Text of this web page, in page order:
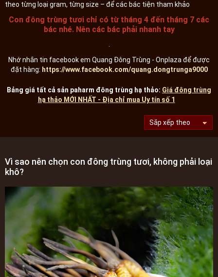
theo từng loại gram, từng size – để các bác tiện tham khảo
Con đông trùng tươi chỉ có từ tháng 4 đến tháng 7 các
bác nhé. Nên các bác phải nhanh tay
.
Nhớ nhắn tin facebook em Quang Đông Trùng - Onplaza để được
đặt hàng: https://www.facebook.com/quang.dongtrunga9000
Bảng giá tất cả sản paharm đông trùng hạ thảo: Giá đông trùng
hạ thảo MỚI NHẤT - Địa chỉ mua Uy tín số 1
Vì sao nên chọn con đông trùng tươi, không phải loại
khô?